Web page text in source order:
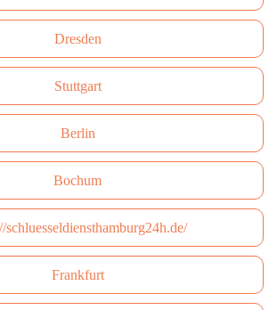
Dresden
Stuttgart
Berlin
Bochum
schluesseldiensthamburg24h.de/
Frankfurt